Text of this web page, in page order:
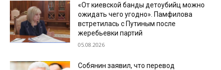
«От киевской банды детоубийц можно
ожидать чего угодно». Памфилова
встретилась с Путиным после
жеребьевки партий
05.08.2026
Собянин заявил, что перевод